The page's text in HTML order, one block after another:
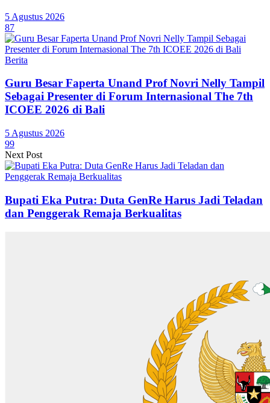
5 Agustus 2026
87
Berita
Guru Besar Faperta Unand Prof Novri Nelly Tampil
Sebagai Presenter di Forum Internasional The 7th
ICOEE 2026 di Bali
5 Agustus 2026
99
Next Post
Bupati Eka Putra: Duta GenRe Harus Jadi Teladan
dan Penggerak Remaja Berkualitas